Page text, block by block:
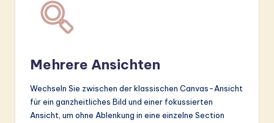
Mehrere Ansichten
Wechseln Sie zwischen der klassischen Canvas-Ansicht
für ein ganzheitliches Bild und einer fokussierten
Ansicht, um ohne Ablenkung in eine einzelne Section